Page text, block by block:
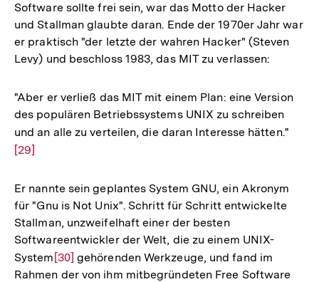
Software sollte frei sein, war das Motto der Hacker
und Stallman glaubte daran. Ende der 1970er Jahr war
er praktisch "der letzte der wahren Hacker" (Steven
Levy) und beschloss 1983, das MIT zu verlassen:
"Aber er verließ das MIT mit einem Plan: eine Version
des populären Betriebssystems UNIX zu schreiben
und an alle zu verteilen, die daran Interesse hätten."
[29]
Er nannte sein geplantes System GNU, ein Akronym
für "Gnu is Not Unix". Schritt für Schritt entwickelte
Stallman, unzweifelhaft einer der besten
Softwareentwickler der Welt, die zu einem UNIX-
System Zur
Auflösung
[30] gehörenden Werkzeuge, und fand im
Rahmen der von ihm mitbegründeten Free Software